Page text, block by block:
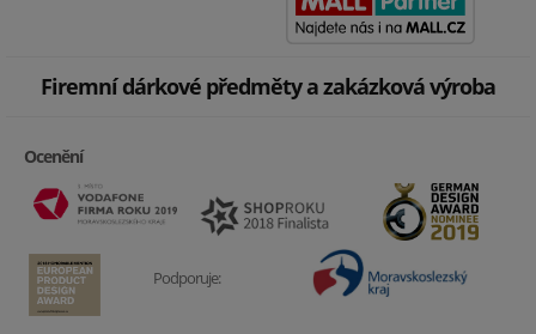
Firemní dárkové předměty a zakázková výroba
Ocenění
Podporuje: